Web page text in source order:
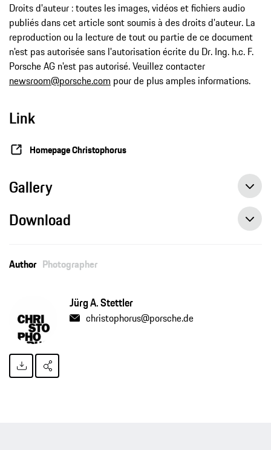
Droits d'auteur : toutes les images, vidéos et fichiers audio
publiés dans cet article sont soumis à des droits d'auteur. La
reproduction ou la lecture de tout ou partie de ce document
n'est pas autorisée sans l'autorisation écrite du Dr. Ing. h.c. F.
Porsche AG n'est pas autorisé. Veuillez contacter
newsroom@porsche.com pour de plus amples informations.
Link
Homepage Christophorus
Gallery
Download
Author Photographer
Jürg A. Stettler
christophorus@porsche.de